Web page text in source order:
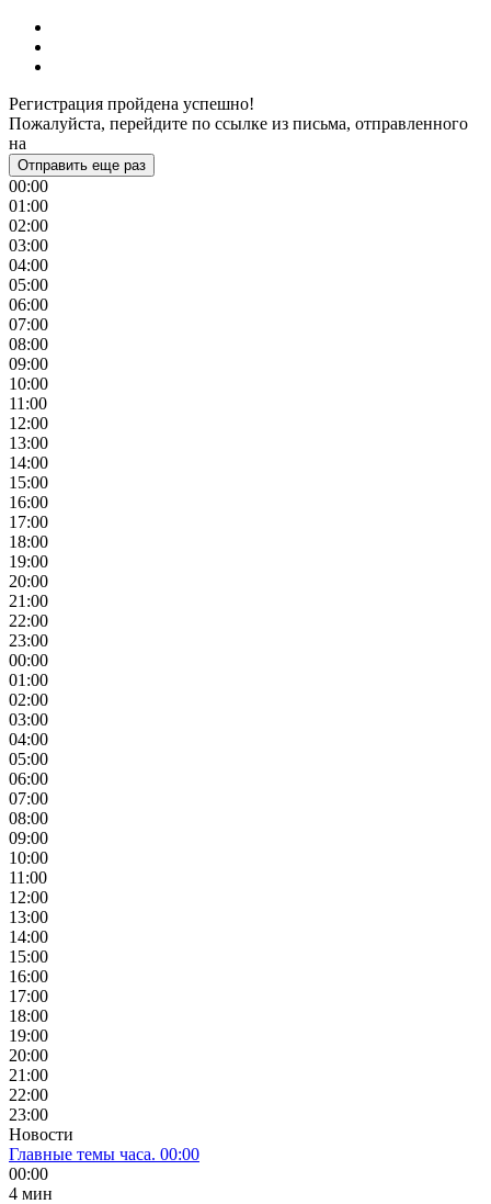
Регистрация пройдена успешно!
Пожалуйста, перейдите по ссылке из письма, отправленного
на
Отправить еще раз
00:00
01:00
02:00
03:00
04:00
05:00
06:00
07:00
08:00
09:00
10:00
11:00
12:00
13:00
14:00
15:00
16:00
17:00
18:00
19:00
20:00
21:00
22:00
23:00
00:00
01:00
02:00
03:00
04:00
05:00
06:00
07:00
08:00
09:00
10:00
11:00
12:00
13:00
14:00
15:00
16:00
17:00
18:00
19:00
20:00
21:00
22:00
23:00
Новости
Главные темы часа. 00:00
00:00
4 мин